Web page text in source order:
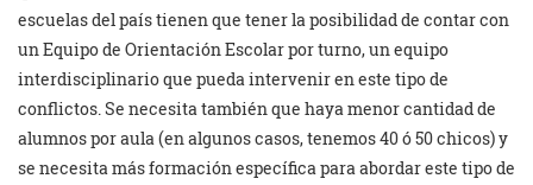
escuelas del país tienen que tener la posibilidad de contar con
un Equipo de Orientación Escolar por turno, un equipo
interdisciplinario que pueda intervenir en este tipo de
conflictos. Se necesita también que haya menor cantidad de
alumnos por aula (en algunos casos, tenemos 40 ó 50 chicos) y
se necesita más formación específica para abordar este tipo de